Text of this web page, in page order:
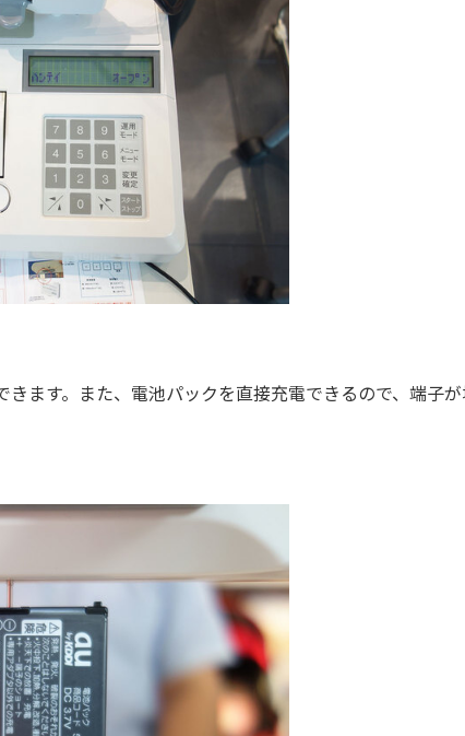
ます。また、電池パックを直接充電できるので、端子